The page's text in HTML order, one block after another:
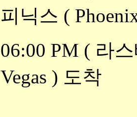
피닉스 (
06:00 PM ( 라
Vegas ) 도착